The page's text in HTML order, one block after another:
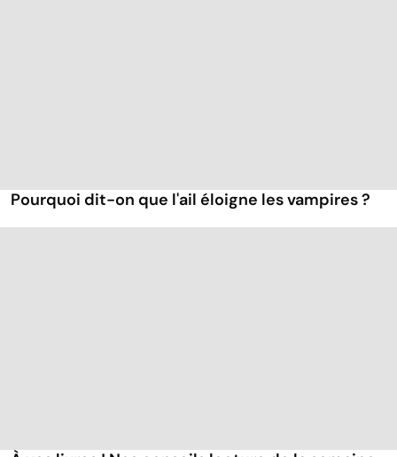
Pourquoi dit-on que l'ail éloigne les vampires ?